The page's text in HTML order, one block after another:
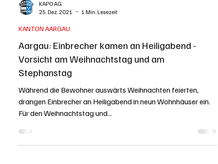
KAPO AG
KANTON AARGAU
Aargau: Einbrecher kamen an Heiligabend -
Vorsicht am Weihnachtstag und am
Stephanstag
Während die Bewohner auswärts Weihnachten feierten,
drangen Einbrecher an Heiligabend in neun Wohnhäuser ein.